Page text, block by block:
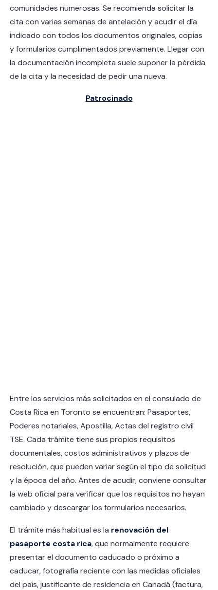
comunidades numerosas. Se recomienda solicitar la
cita con varias semanas de antelación y acudir el día
indicado con todos los documentos originales, copias
y formularios cumplimentados previamente. Llegar con
la documentación incompleta suele suponer la pérdida
de la cita y la necesidad de pedir una nueva.
Entre los servicios más solicitados en el consulado de
Costa Rica en Toronto se encuentran: Pasaportes,
Poderes notariales, Apostilla, Actas del registro civil
TSE. Cada trámite tiene sus propios requisitos
documentales, costos administrativos y plazos de
resolución, que pueden variar según el tipo de solicitud
y la época del año. Antes de acudir, conviene consultar
la web oficial para verificar que los requisitos no hayan
cambiado y descargar los formularios necesarios.
El trámite más habitual es la renovación del
pasaporte costa rica, que normalmente requiere
presentar el documento caducado o próximo a
caducar, fotografía reciente con las medidas oficiales
del país, justificante de residencia en Canadá (factura,